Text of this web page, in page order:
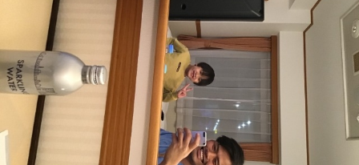
【リ
ン
ヤ
株
式
会
社
の